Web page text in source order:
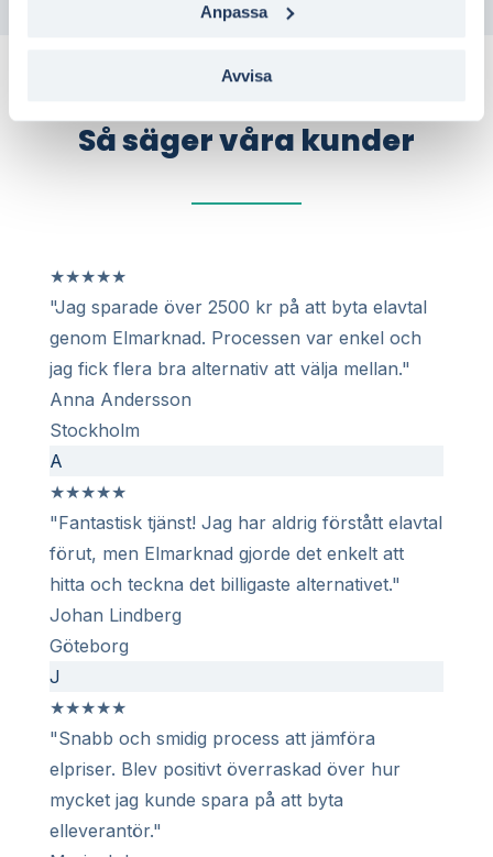
Anpassa
Avvisa
Så säger våra kunder
★★★★★
"Jag sparade över 2500 kr på att byta elavtal
genom Elmarknad. Processen var enkel och
jag fick flera bra alternativ att välja mellan."
Anna Andersson
Stockholm
A
★★★★★
"Fantastisk tjänst! Jag har aldrig förstått elavtal
förut, men Elmarknad gjorde det enkelt att
hitta och teckna det billigaste alternativet."
Johan Lindberg
Göteborg
J
★★★★★
"Snabb och smidig process att jämföra
elpriser. Blev positivt överraskad över hur
mycket jag kunde spara på att byta
elleverantör."